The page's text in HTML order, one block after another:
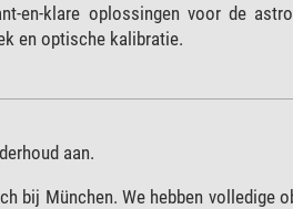
en-klare oplossingen voor de
en optische kalibratie.
aan.
bij München. We hebben